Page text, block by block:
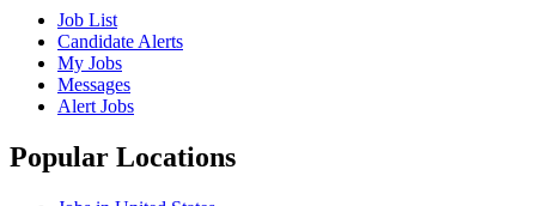
Job List
Candidate Alerts
My Jobs
Messages
Alert Jobs
Popular Locations